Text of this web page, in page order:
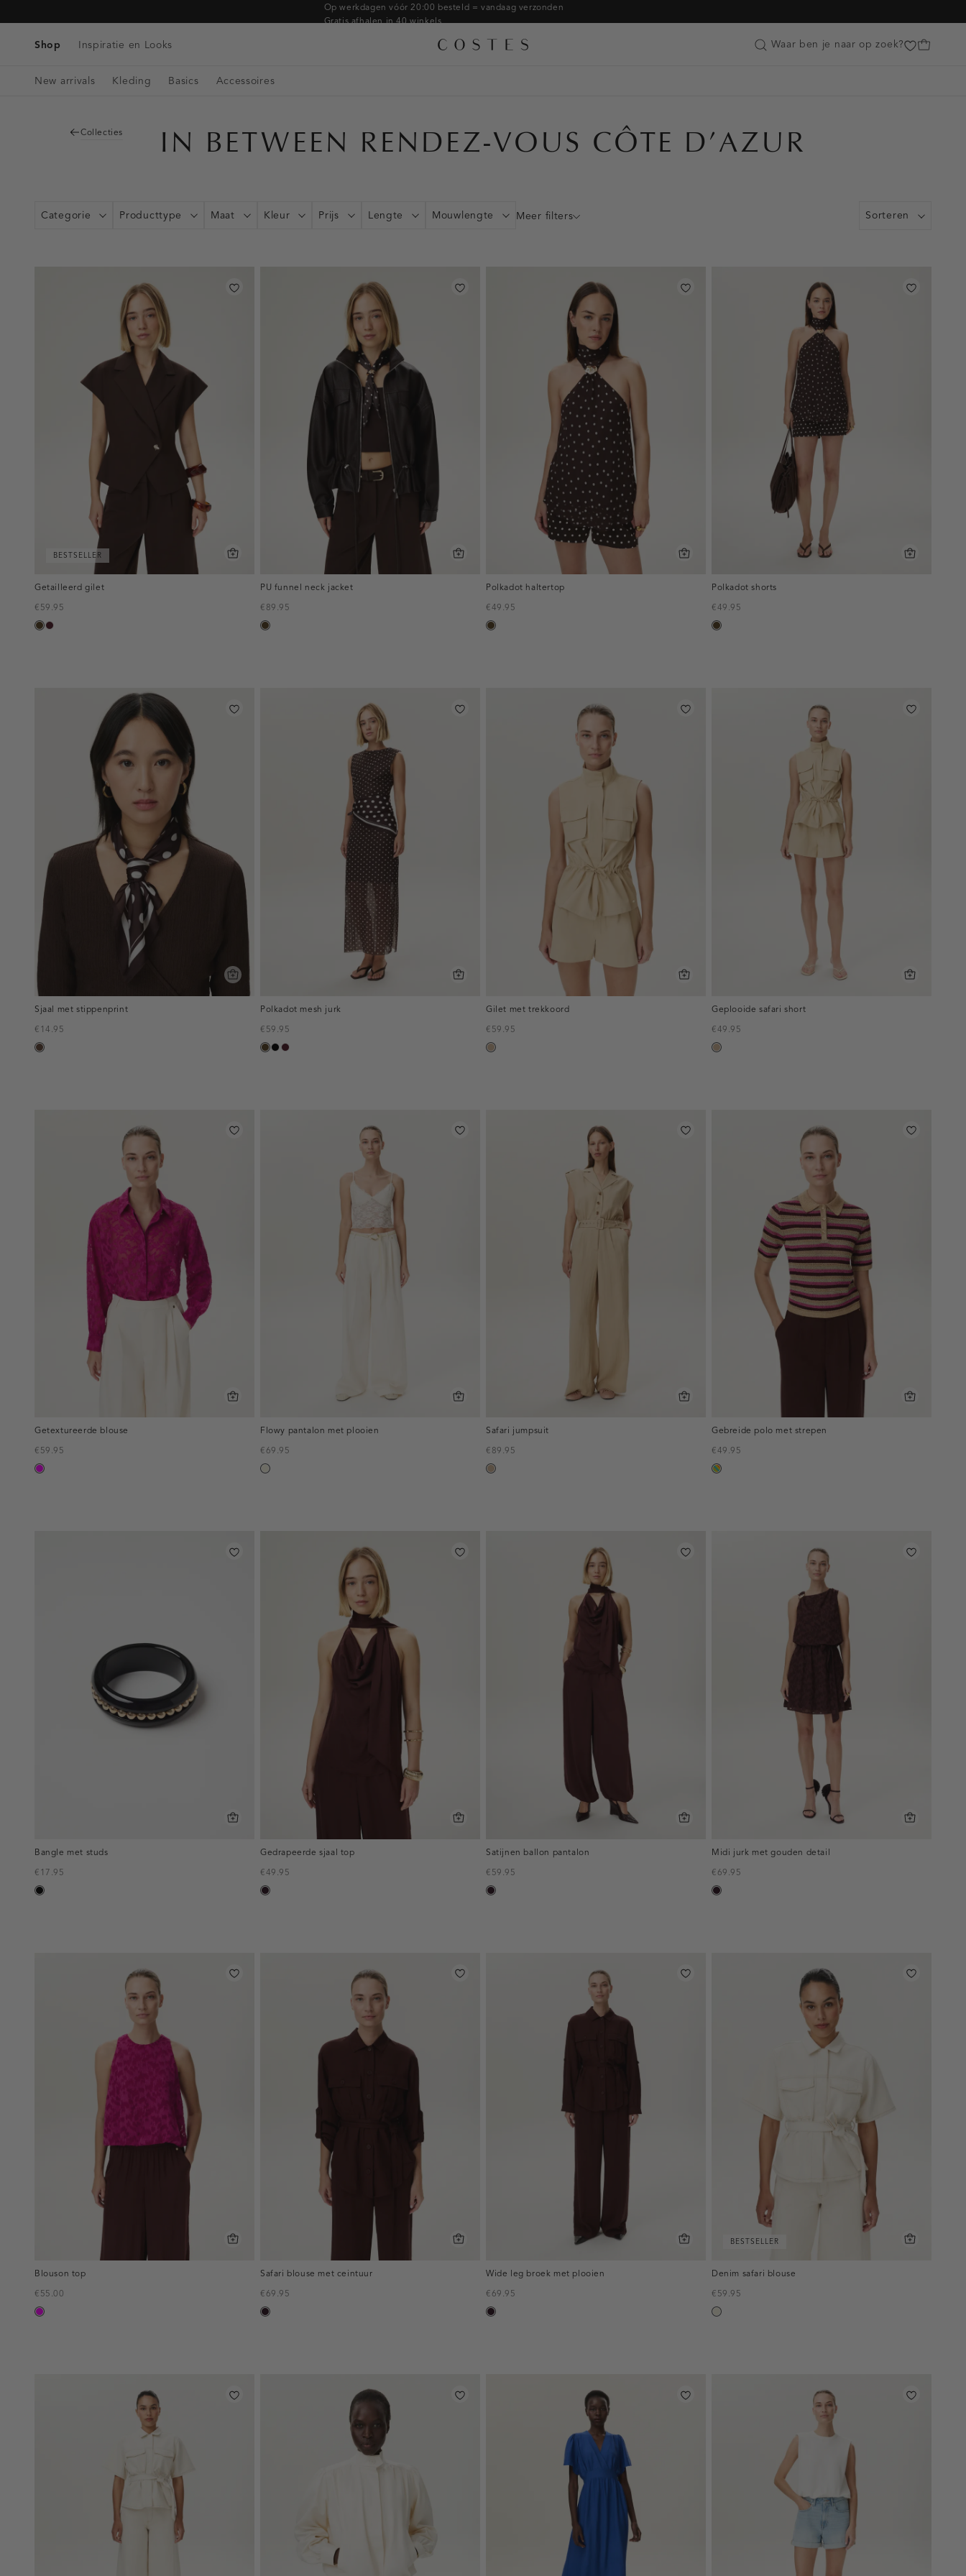
direct naar
hoofdinhoud
Op werkdagen vóór 20:00 besteld = vandaag verzonden
Gratis afhalen in 40 winkels
Betaal zoals jij wilt: o.a. Bancontact, Riverty, Apple pay & creditcard
Customer Care
Shop Inspiratie en Looks Waar ben je naar op zoek?
New arrivals Kleding
Singlets
Denim
Basics Accessoires
Riemen
Bag charms
Armbanden
Ringen
Collecties IN BETWEEN RENDEZ-VOUS CÔTE D’AZUR
Categorie Producttype Maat Kleur Prijs Lengte Mouwlengte Sorteren
Meer filters
BESTSELLER
Getailleerd gilet
€59.95
toffeepruim,
PU funnel neck jacket
€89.95
toffee
Polkadot haltertop
€49.95
toffee
Polkadot shorts
€49.95
toffee
Sjaal met stippenprint
€14.95
donkerbruin
Polkadot mesh jurk
€59.95
toffee
zwartpruim,
Gilet met trekkoord
€59.95
zand
Geplooide safari short
€49.95
zand
Getextureerde blouse
€59.95
fuchsia
Flowy pantalon met plooien
€69.95
wit,
Safari jumpsuit
€89.95
zand
Gebreide polo met strepen
€49.95
meerkleurig
Bangle met studs
€17.95
zwart
Gedrapeerde sjaal top
€49.95
bordeaux,
Satijnen ballon pantalon
€59.95
bordeaux,
Midi jurk met gouden detail
€69.95
bordeaux,
Blouson top
€55.00
fuchsia
Safari blouse met ceintuur
€69.95
bordeaux,
Wide leg broek met plooien
€69.95
bordeaux,
BESTSELLER
Denim safari blouse
€59.95
ecru